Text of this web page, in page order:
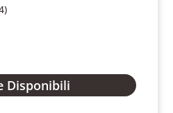
Disponibili